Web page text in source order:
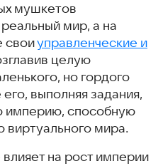
мушкетов
мир, а на
своиуправленческие и
целую
но гордого
выполняя задания,
империю, способную
виртуального мира.
на рост империи